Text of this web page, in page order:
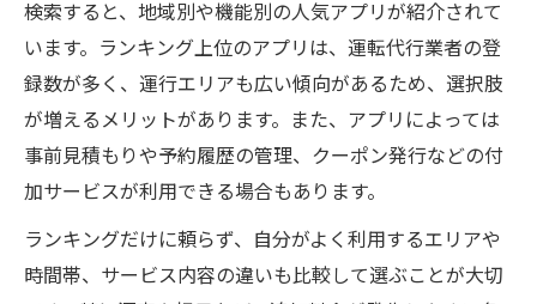
検索すると、地域別や機能別の人気アプリが紹介されて
います。ランキング上位のアプリは、運転代行業者の登
録数が多く、運行エリアも広い傾向があるため、選択肢
が増えるメリットがあります。また、アプリによっては
事前見積もりや予約履歴の管理、クーポン発行などの付
加サービスが利用できる場合もあります。
ランキングだけに頼らず、自分がよく利用するエリアや
時間帯、サービス内容の違いも比較して選ぶことが大切